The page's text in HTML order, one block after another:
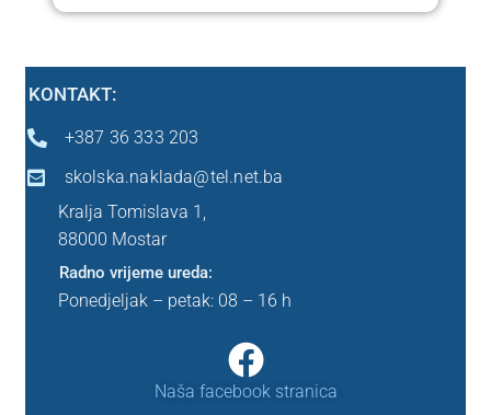
Sedmi razred
Šesti razred
Prvi razred
Treći razred
KONTAKT:
+387 36 333 203
skolska.naklada@tel.net.ba
Kralja Tomislava 1,
88000 Mostar
Radno vrijeme ureda:
Ponedjeljak – petak: 08 – 16 h
Naša facebook stranica